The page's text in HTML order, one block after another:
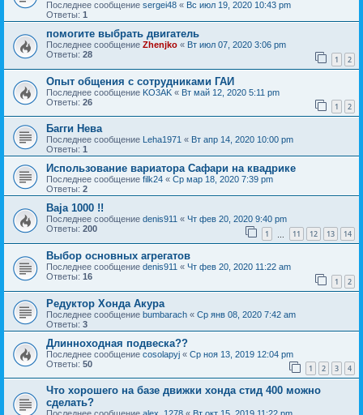
Последнее сообщение sergei48 « Вс июл 19, 2020 10:43 pm
Ответы: 1
помогите выбрать двигатель
Последнее сообщение Zhenjko « Вт июл 07, 2020 3:06 pm
Ответы: 28 1 2
Опыт общения с сотрудниками ГАИ
Последнее сообщение KO3AK « Вт май 12, 2020 5:11 pm
Ответы: 26 1 2
Багги Нева
Последнее сообщение Leha1971 « Вт апр 14, 2020 10:00 pm
Ответы: 1
Использование вариатора Сафари на квадрике
Последнее сообщение filk24 « Ср мар 18, 2020 7:39 pm
Ответы: 2
Baja 1000 !!
Последнее сообщение denis911 « Чт фев 20, 2020 9:40 pm
Ответы: 200 1 11 12 13 14
Выбор основных агрегатов
Последнее сообщение denis911 « Чт фев 20, 2020 11:22 am
Ответы: 16 1 2
Редуктор Хонда Акура
Последнее сообщение bumbarach « Ср янв 08, 2020 7:42 am
Ответы: 3
Длинноходная подвеска??
Последнее сообщение cosolapyj « Ср ноя 13, 2019 12:04 pm
Ответы: 50 1 2 3 4
Что хорошего на базе движки хонда стид 400 можно
сделать?